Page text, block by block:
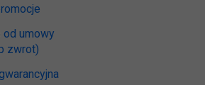
umowy
zwrot)